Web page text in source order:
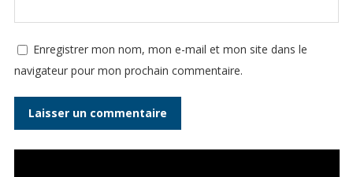
Enregistrer mon nom, mon e-mail et mon site dans le
navigateur pour mon prochain commentaire.